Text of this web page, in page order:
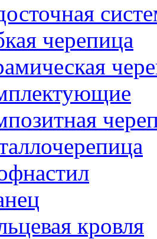
черепица
кровля